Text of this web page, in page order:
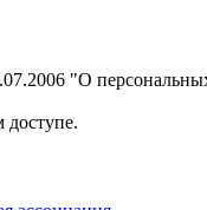
"О